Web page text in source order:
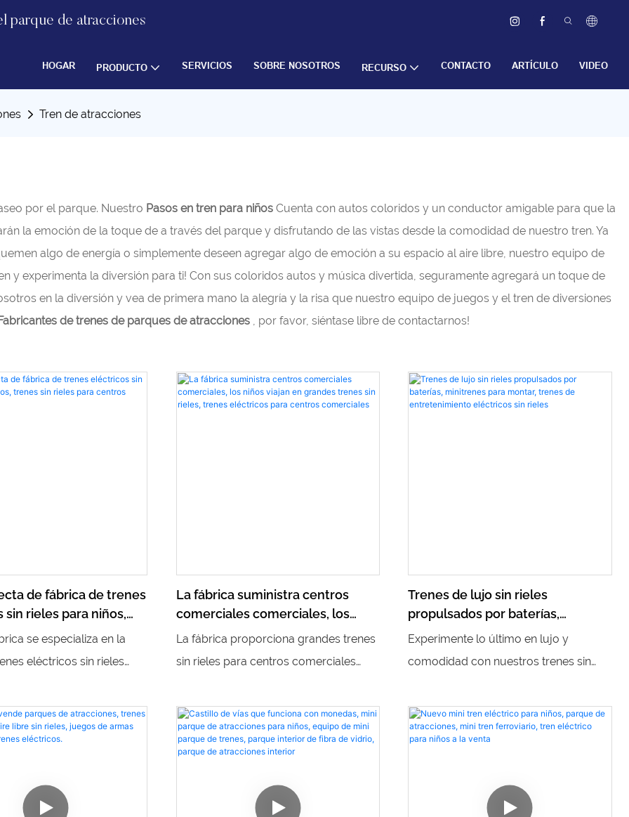
parque de atracciones
HOGAR PRODUCTO SERVICIOS SOBRE NOSOTROS RECURSO CONTACTO ARTÍCULO VIDEO
Tren de atracciones
por el parque. Nuestro Pasos en tren para niños Cuenta con autos coloridos y un conductor amigable para que la
la emoción de la toque de a través del parque y disfrutando de las vistas desde la comodidad de nuestro tren. Ya
algo de energía o simplemente deseen agregar algo de emoción a su espacio al aire libre, nuestro equipo de
y experimenta la diversión para ti! Con sus coloridos autos y música divertida, seguramente agregará un toque de
en la diversión y vea de primera mano la alegría y la risa que nuestro equipo de juegos y el tren de diversiones
de trenes de parques de atracciones , por favor, siéntase libre de contactarnos!
de fábrica de trenes
rieles para niños,
rieles para centros
se especializa en la
eléctricos sin rieles
Benefíciate de
directa para encontrar
La fábrica suministra centros
comerciales comerciales, los
niños viajan en grandes trenes sin
centros comerciales
La fábrica proporciona grandes trenes
sin rieles para centros comerciales
viajar por el centro comercial eléctrico.
Estos trenes brindan una forma
divertida y conveniente para que los
experiencias en centros comerciales.
Trenes de lujo sin rieles
propulsados ​​por baterías,
minitrenes para montar, trenes de
rieles
Experimente lo último en lujo y
comodidad con nuestros trenes sin
minitrenes elegantes y ecológicos
brindan un viaje emocionante y